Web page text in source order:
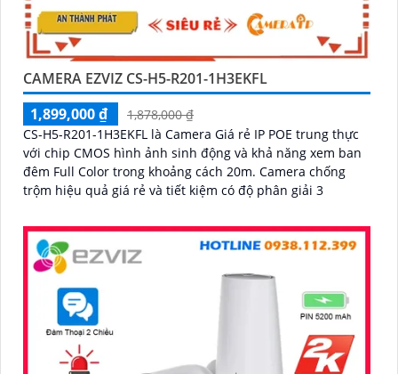
CAMERA EZVIZ CS-H5-R201-1H3EKFL
1,899,000 ₫
1,878,000 ₫
CS-H5-R201-1H3EKFL là Camera Giá rẻ IP POE trung thực
với chip CMOS hình ảnh sinh động và khả năng xem ban
đêm Full Color trong khoảng cách 20m. Camera chống
trộm hiệu quả giá rẻ và tiết kiệm có độ phân giải 3